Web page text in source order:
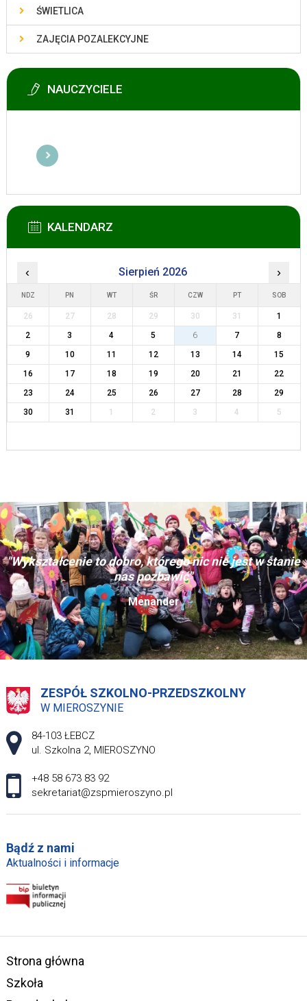
ŚWIETLICA
ZAJĘCIA POZALEKCYJNE
NAUCZYCIELE
KALENDARZ
‹ Sierpień 2026 ›
NDZ PN WT ŚR CZW PT SOB
26 27 28 29 30 31
1
2
3 4 5 6 7
8
9
10 11 12 13 14
15
16
17 18 19 20 21
22
23
24 25 26 27 28
29
30
31 1 2 3 4 5
"Wykształcenie to dobro, którego nic nie jest w stanie
nas pozbawić"
Menander
ZESPÓŁ SZKOLNO-PRZEDSZKOLNY
W MIEROSZYNIE
Adres pocztowy:
84-103 ŁEBCZ
ul. Szkolna 2, MIEROSZYNO
+48 58 673 83 92
sekretariat@zspmieroszyno.pl
Bądź z nami
Aktualności i informacje
Strona główna
Szkoła